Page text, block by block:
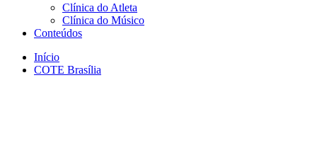
Clínica do Atleta
Clínica do Músico
Conteúdos
Início
COTE Brasília